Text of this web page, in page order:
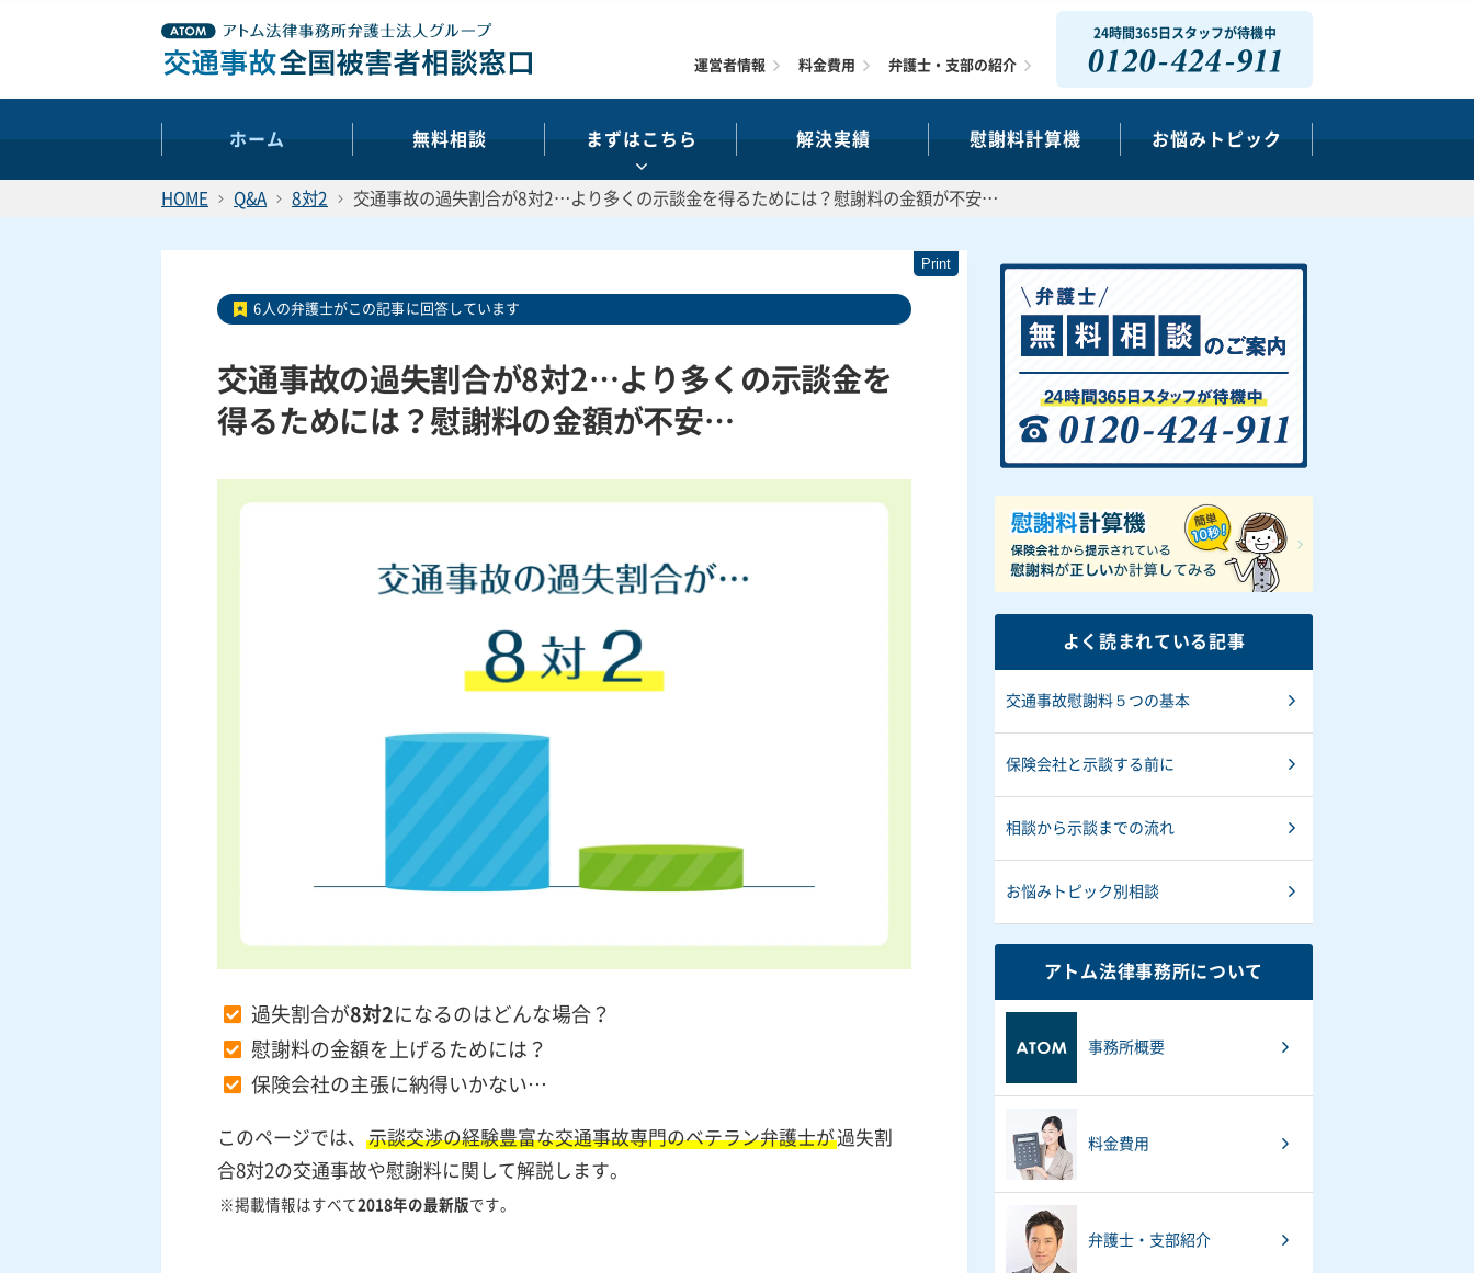
24時間365日スタッフが待機中
0120-424-911
ホーム 無料相談 まずはこちら 解決実績 慰謝料計算機 お悩みトピック
運営者情報 料金費用 弁護士・支部の紹介
HOME Q&A 8対2 交通事故の過失割合が8対2…より多くの示談金を得るためには？慰謝料の金額が不安…
6人の弁護士がこの記事に回答しています
交通事故の過失割合が8対2…より多くの示談金を
得るためには？慰謝料の金額が不安…
過失割合が8対2 になるのはどんな場合？
慰謝料の金額を上げるためには？
保険会社の主張に納得いかない…
このページでは、示談交渉の経験豊富な交通事故専門のベテラン弁護士が過失割
合8対2の交通事故や慰謝料に関して解説します。
※掲載情報はすべて2018年の最新版です。
よく読まれている記事
交通事故慰謝料５つの基本
保険会社と示談する前に
相談から示談までの流れ
お悩みトピック別相談
アトム法律事務所について
事務所概要
料金費用
弁護士・支部紹介